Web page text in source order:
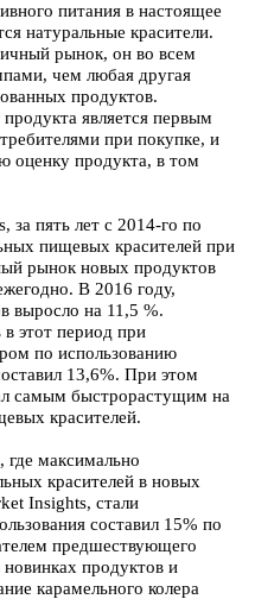
питания в настоящее
натуральные красители.
рынок, он во всем
чем любая другая
продуктов.
является первым
при покупке, и
оценку продукта, в том
пять лет с 2014-го по
пищевых красителей при
рынок новых продуктов
В 2016 году,
выросло на 11,5 %.
этот период при
по использованию
13,6%. При этом
самым быстрорастущим на
красителей.
где максимально
красителей в новых
Insights, стали
составил 15% по
предшествующего
продуктов и
карамельного колера